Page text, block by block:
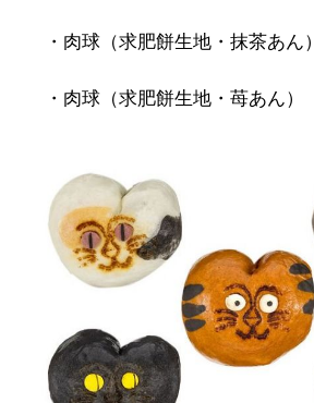
・肉球（求肥餅生地・抹茶あん）
・肉球（求肥餅生地・苺あん）